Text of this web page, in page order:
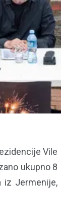
Vile
ukupno 8
iz Jermenije,